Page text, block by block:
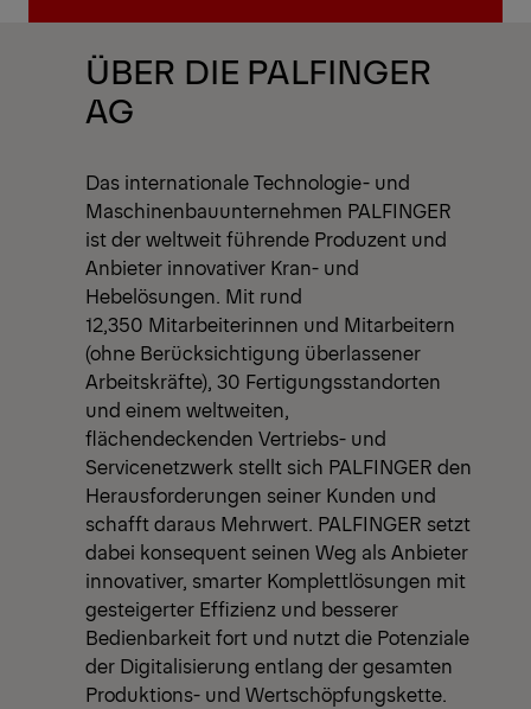
View All News
ÜBER DIE PALFINGER
AG
Das internationale Technologie- und
Maschinenbauunternehmen PALFINGER
ist der weltweit führende Produzent und
Anbieter innovativer Kran- und
Hebelösungen. Mit rund
12,350 Mitarbeiterinnen und Mitarbeitern
(ohne Berücksichtigung überlassener
Arbeitskräfte), 30 Fertigungsstandorten
und einem weltweiten,
flächendeckenden Vertriebs- und
Servicenetzwerk stellt sich PALFINGER den
Herausforderungen seiner Kunden und
schafft daraus Mehrwert. PALFINGER setzt
dabei konsequent seinen Weg als Anbieter
innovativer, smarter Komplettlösungen mit
gesteigerter Effizienz und besserer
Bedienbarkeit fort und nutzt die Potenziale
der Digitalisierung entlang der gesamten
Produktions- und Wertschöpfungskette.